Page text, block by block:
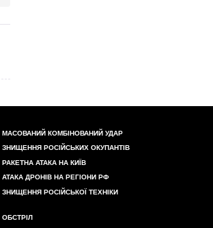
МАСОВАНИЙ КОМБІНОВАНИЙ УДАР
ЗНИЩЕННЯ РОСІЙСЬКИХ ОКУПАНТІВ
РАКЕТНА АТАКА НА КИЇВ
АТАКА ДРОНІВ НА РЕГІОНИ РФ
ЗНИЩЕННЯ РОСІЙСЬКОЇ ТЕХНІКИ
ОБСТРІЛ